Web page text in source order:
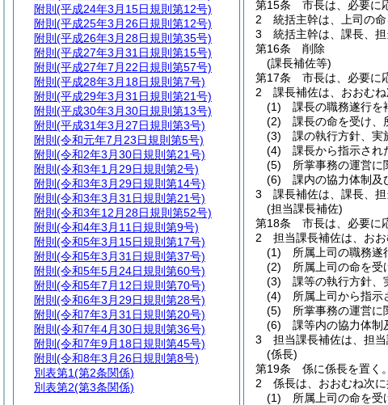
第15条
市長は、必要に
2
統括主幹は、上司の
3
統括主幹は、課長、
第16条
削除
(課長補佐等)
第17条
市長は、必要に
2
課長補佐は、おおむね
(1)
課長の職務遂行を
(2)
課長の命を受け、
(3)
課の執行方針、実
(4)
課長から指示され
(5)
所掌事務の運営に
(6)
課内の協力体制及
3
課長補佐は、課長、
(担当課長補佐)
第18条
市長は、必要に
2
担当課長補佐は、お
(1)
所属上司の職務遂
(2)
所属上司の命を受
(3)
課等の執行方針、
(4)
所属上司から指示
(5)
所掌事務の運営に
(6)
課等内の協力体制
3
担当課長補佐は、担
(係長)
第19条
係に係長を置く。
2
係長は、おおむね次に
(1)
所属上司の命を受
附則 (平成24年3月15日規則第12号)
附則 (平成25年3月26日規則第12号)
附則 (平成26年3月28日規則第35号)
附則 (平成27年3月31日規則第15号)
附則 (平成27年7月22日規則第57号)
附則 (平成28年3月18日規則第7号)
附則 (平成29年3月31日規則第21号)
附則 (平成30年3月30日規則第13号)
附則 (平成31年3月27日規則第3号)
附則 (令和元年7月23日規則第5号)
附則 (令和2年3月30日規則第21号)
附則 (令和3年1月29日規則第2号)
附則 (令和3年3月29日規則第14号)
附則 (令和3年3月31日規則第21号)
附則 (令和3年12月28日規則第52号)
附則 (令和4年3月11日規則第9号)
附則 (令和5年3月15日規則第17号)
附則 (令和5年3月31日規則第37号)
附則 (令和5年5月24日規則第60号)
附則 (令和5年7月12日規則第70号)
附則 (令和6年3月29日規則第28号)
附則 (令和7年3月31日規則第20号)
附則 (令和7年4月30日規則第36号)
附則 (令和7年9月18日規則第45号)
附則 (令和8年3月26日規則第8号)
別表第1(第2条関係)
別表第2(第3条関係)